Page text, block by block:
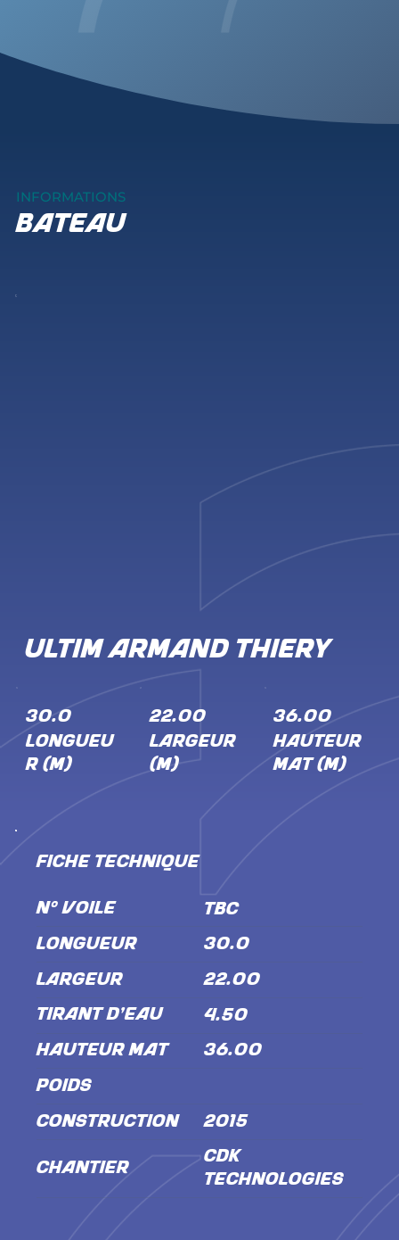
INFORMATIONS
bateau
FICHE TECHNIQUE
POIDS
CONSTRUCTION 2015
CHANTIER
CDK
Technologies
HAUTEUR MÂT 36.00
TIRANT D'EAU 4.50
LARGEUR 22.00
LONGUEUR 30.0
N° VOILE TBC
36.00
HAUTEUR
MÂT (M)
30.0
LONGUEU
R (M)
22.00
LARGEUR
(M)
ULTIM ARMAND THIERY